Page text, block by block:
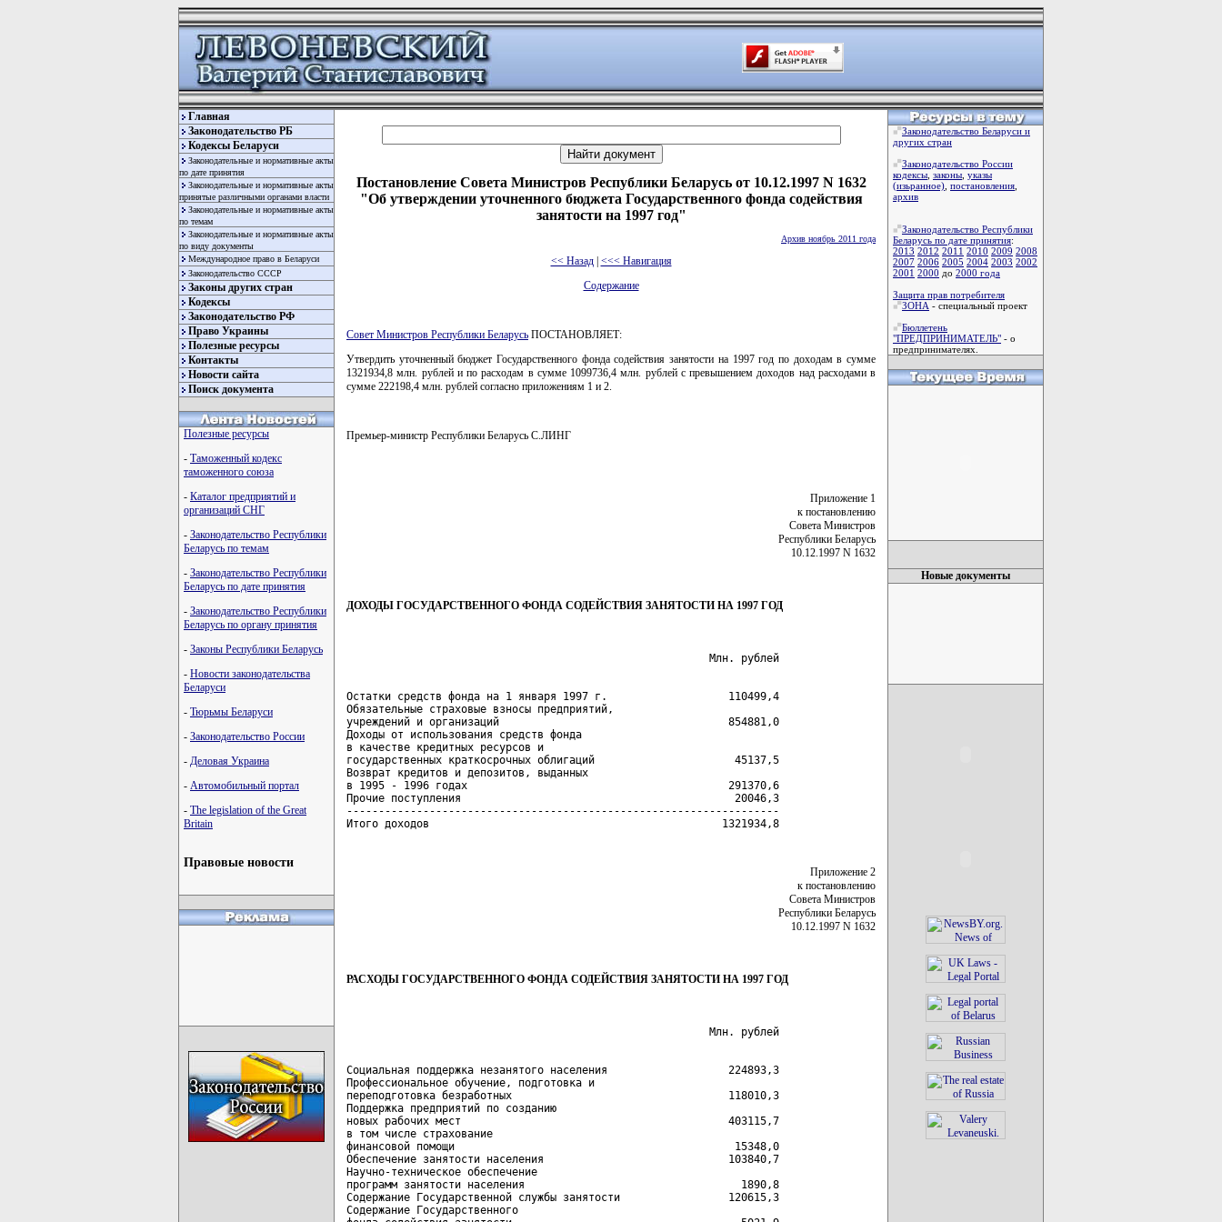
Главная
Законодательство РБ
Кодексы Беларуси
Законодательные и нормативные акты
по дате принятия
Законодательные и нормативные акты
принятые различными органами власти
Законодательные и нормативные акты
по темам
Законодательные и нормативные акты
по виду документы
Международное право в Беларуси
Законодательство СССР
Законы других стран
Кодексы
Законодательство РФ
Право Украины
Полезные ресурсы
Контакты
Новости сайта
Поиск документа
Полезные ресурсы
- Таможенный кодекс
таможенного союза
- Каталог предприятий и
организаций СНГ
- Законодательство Республики
Беларусь по темам
- Законодательство Республики
Беларусь по дате принятия
- Законодательство Республики
Беларусь по органу принятия
- Законы Республики Беларусь
- Новости законодательства
Беларуси
- Тюрьмы Беларуси
- Законодательство России
- Деловая Украина
- Автомобильный портал
- The legislation of the Great
Britain
Правовые новости
Постановление Совета Министров Республики Беларусь от 10.12.1997 N 1632
"Об утверждении уточненного бюджета Государственного фонда содействия
занятости на 1997 год"
Архив ноябрь 2011 года
<< Назад| <<< Навигация
Содержание
Совет Министров Республики Беларусь ПОСТАНОВЛЯЕТ:
Утвердить уточненный бюджет Государственного фонда содействия занятости на 1997 год по доходам в сумме
1321934,8 млн. рублей и по расходам в сумме 1099736,4 млн. рублей с превышением доходов над расходами в
сумме 222198,4 млн. рублей согласно приложениям 1 и 2.
Премьер-министр Республики Беларусь С.ЛИНГ
Приложение 1
к постановлению
Совета Министров
Республики Беларусь
10.12.1997 N 1632
ДОХОДЫ ГОСУДАРСТВЕННОГО ФОНДА СОДЕЙСТВИЯ ЗАНЯТОСТИ НА 1997 ГОД
Остатки средств фонда на 1 января 1997 г.                   110499,4
Обязательные страховые взносы предприятий,
учреждений и организаций                                    854881,0
Доходы от использования средств фонда
в качестве кредитных ресурсов и
государственных краткосрочных облигаций                      45137,5
Возврат кредитов и депозитов, выданных
в 1995 - 1996 годах                                         291370,6
Прочие поступления                                           20046,3
--------------------------------------------------------------------
Итого доходов                                              1321934,8
Приложение 2
к постановлению
Совета Министров
Республики Беларусь
10.12.1997 N 1632
РАСХОДЫ ГОСУДАРСТВЕННОГО ФОНДА СОДЕЙСТВИЯ ЗАНЯТОСТИ НА 1997 ГОД
Социальная поддержка незанятого населения                   224893,3
Профессиональное обучение, подготовка и
переподготовка безработных                                  118010,3
Поддержка предприятий по созданию
новых рабочих мест                                          403115,7
в том числе страхование
финансовой помощи                                            15348,0
Обеспечение занятости населения                             103840,7
Научно-техническое обеспечение
программ занятости населения                                  1890,8
Содержание Государственной службы занятости                 120615,3
Содержание Государственного
Законодательство Беларуси и
других стран
Законодательство России
кодексы законы указы
(изьранное) постановления
архив
Законодательство Республики
Беларусь по дате принятия:
2013 2012 2011 2010 2009 2008
2007 2006 2005 2004 2003 2002
2001 2000 до 2000 года
Защита прав потребителя
ЗОНА - специальный проект
Бюллетень
"ПРЕДПРИНИМАТЕЛЬ" - о
предпринимателях.
Новые документы